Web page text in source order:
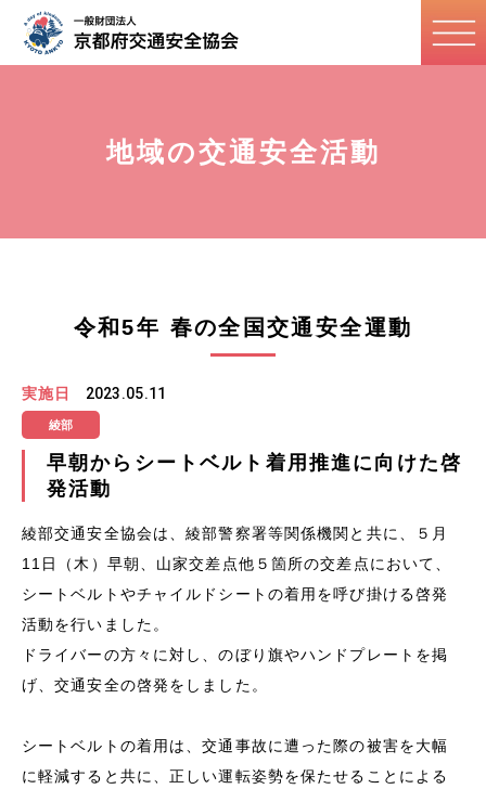
地域の交通安全活動
令和5年 春の全国交通安全運動
実施日 2023.05.11
綾部
早朝からシートベルト着用推進に向けた啓
発活動
綾部交通安全協会は、綾部警察署等関係機関と共に、５月
11日（木）早朝、山家交差点他５箇所の交差点において、
シートベルトやチャイルドシートの着用を呼び掛ける啓発
活動を行いました。
ドライバーの方々に対し、のぼり旗やハンドプレートを掲
げ、交通安全の啓発をしました。
シートベルトの着用は、交通事故に遭った際の被害を大幅
に軽減すると共に、正しい運転姿勢を保たせることによる